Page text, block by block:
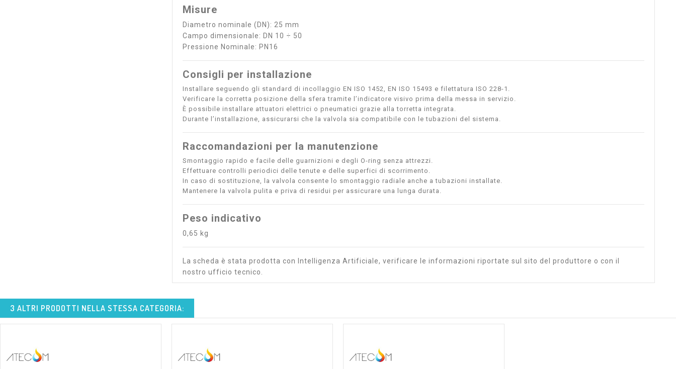
Misure
Diametro nominale (DN): 25 mm
Campo dimensionale: DN 10 ÷ 50
Pressione Nominale: PN16
Consigli per installazione
Installare seguendo gli standard di incollaggio EN ISO 1452, EN ISO 15493 e filettatura ISO 228-1.
Verificare la corretta posizione della sfera tramite l’indicatore visivo prima della messa in servizio.
È possibile installare attuatori elettrici o pneumatici grazie alla torretta integrata.
Durante l’installazione, assicurarsi che la valvola sia compatibile con le tubazioni del sistema.
Raccomandazioni per la manutenzione
Smontaggio rapido e facile delle guarnizioni e degli O-ring senza attrezzi.
Effettuare controlli periodici delle tenute e delle superfici di scorrimento.
In caso di sostituzione, la valvola consente lo smontaggio radiale anche a tubazioni installate.
Mantenere la valvola pulita e priva di residui per assicurare una lunga durata.
Peso indicativo
0,65 kg
La scheda è stata prodotta con Intelligenza Artificiale, verificare le informazioni riportate sul sito del produttore o con il
nostro ufficio tecnico.
3 ALTRI PRODOTTI NELLA STESSA CATEGORIA: